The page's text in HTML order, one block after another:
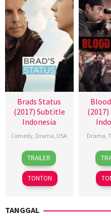
Brads Status
(2017) Subtitle
Indonesia
Comedy, Drama, USA
14
Sep
2017
Mike
White
TRAILER
TONTON
Drama,
TANGGAL